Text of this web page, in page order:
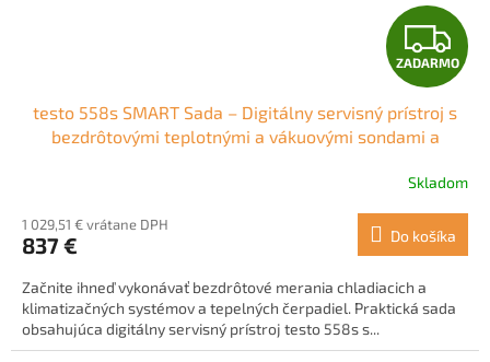
Z
A
D
A
R
M
O
ZADARMO
testo 558s SMART Sada – Digitálny servisný prístroj s
bezdrôtovými teplotnými a vákuovými sondami a
Skladom
1 029,51 € vrátane DPH
837 € Do košíka
Začnite ihneď vykonávať bezdrôtové merania chladiacich a
klimatizačných systémov a tepelných čerpadiel. Praktická sada
obsahujúca digitálny servisný prístroj testo 558s s...